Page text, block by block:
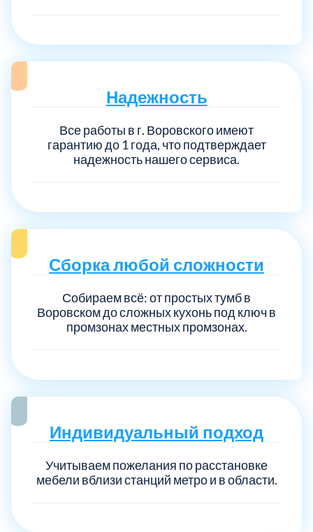
Надежность
Все работы в г. Воровского имеют
гарантию до 1 года, что подтверждает
надежность нашего сервиса.
Сборка любой сложности
Собираем всё: от простых тумб в
Воровском до сложных кухонь под ключ в
промзонах местных промзонах.
Индивидуальный подход
Учитываем пожелания по расстановке
мебели вблизи станций метро и в области.